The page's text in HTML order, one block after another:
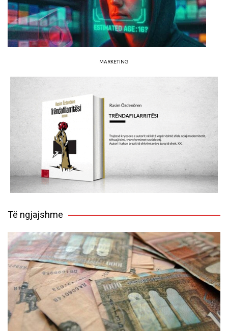
MARKETING
Të ngjajshme